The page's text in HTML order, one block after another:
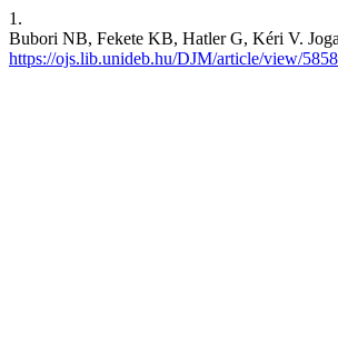
1.
Bubori NB, Fekete KB, Hatler G, Kéri V.
https://ojs.lib.unideb.hu/DJM/article/view/5858